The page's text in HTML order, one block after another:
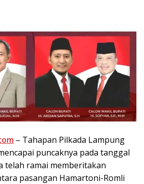
– Tahapan Pilkada Lampung
puncaknya pada tanggal
telah ramai memberitakan
pasangan Hamartoni-Romli